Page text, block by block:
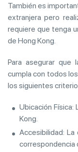
También es
extranjera pero
requiere que tenga
de Hong Kong.
Para asegurar que
cumpla con todos
los siguientes
Ubicación
Kong.
Accesibilidad:
correspondencia